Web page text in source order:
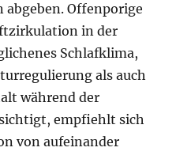
abgeben. Offenporige
in der
Schlafklima,
als auch
während der
empfiehlt sich
von aufeinander